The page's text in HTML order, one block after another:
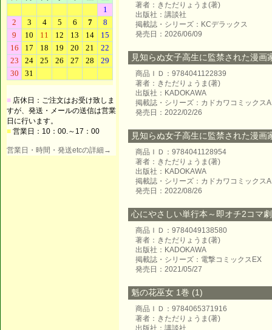
■ 店休日：ご注文はお受け致しま
すが、発送・メールの送信は営業
日に行います。
■ 営業日：10：00.～17：00
営業日・時間・発送etcの詳細→
著者：きただりょうま(著)
出版社：講談社
掲載誌・シリーズ：KCデラックス
発売日：2026/06/09
見知らぬ女子高生に監禁された漫画
商品ＩＤ：9784041122839
著者：きただりょうま(著)
出版社：KADOKAWA
掲載誌・シリーズ：カドカワコミックスA
発売日：2022/02/26
見知らぬ女子高生に監禁された漫画
商品ＩＤ：9784041128954
著者：きただりょうま(著)
出版社：KADOKAWA
掲載誌・シリーズ：カドカワコミックスA
発売日：2022/08/26
心にやさしい単行本～即オチ2コマ
商品ＩＤ：9784049138580
著者：きただりょうま(著)
出版社：KADOKAWA
掲載誌・シリーズ：電撃コミックスEX
発売日：2021/05/27
魁の花巫女 1巻 (1)
商品ＩＤ：9784065371916
著者：きただりょうま(著)
出版社：講談社